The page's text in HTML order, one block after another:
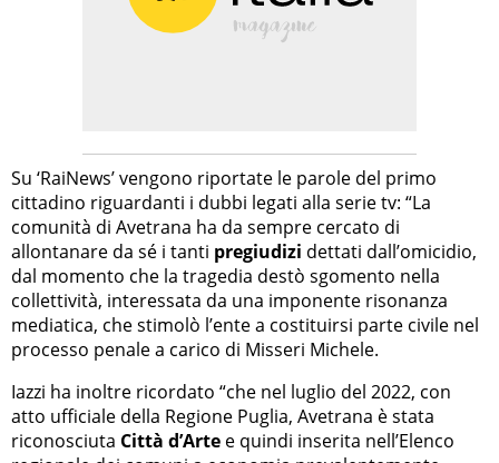
Su ‘RaiNews’ vengono riportate le parole del primo
cittadino riguardanti i dubbi legati alla serie tv: “La
comunità di Avetrana ha da sempre cercato di
allontanare da sé i tanti pregiudizi dettati dall’omicidio,
dal momento che la tragedia destò sgomento nella
collettività, interessata da una imponente risonanza
mediatica, che stimolò l’ente a costituirsi parte civile nel
processo penale a carico di Misseri Michele.
Iazzi ha inoltre ricordato “che nel luglio del 2022, con
atto ufficiale della Regione Puglia, Avetrana è stata
riconosciuta Città d’Arte e quindi inserita nell’Elenco